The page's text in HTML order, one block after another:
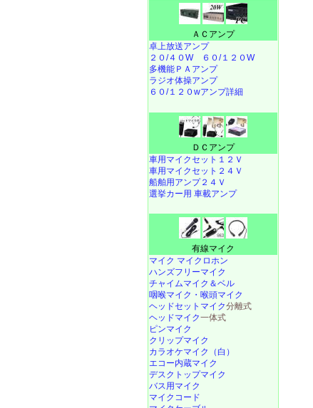
ＡＣアンプ
卓上放送アンプ
２０/４０W
６０/１２０W
多機能ＰＡアンプ
ラジオ体操アンプ
６０/１２０wアンプ詳細
ＤＣアンプ
車用マイクセット１２Ｖ
車用マイクセット２４Ｖ
船舶用アンプ２４Ｖ
選挙カー用 車載アンプ
有線マイク
マイク マイクロホン
ハンズフリーマイク
チャイムマイク＆ベル
咽喉マイク・喉頭マイク
ヘッドセットマイク分離式
ヘッドマイク一体式
ピンマイク
クリップマイク
カラオケマイク（白）
エコー内蔵マイク
デスクトップマイク
バス用マイク
マイクコード